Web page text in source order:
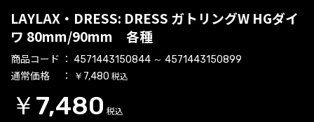
LAYLAX・DRESS: DRESS ガトリングW HGダイ
ワ 80mm/90mm 各種
商品コード 4571443150844 ～ 4571443150899
通常価格 ￥7,480 税込
￥7,480 税込